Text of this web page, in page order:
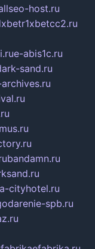
host.ru
e-abis1c.ru
sand.ru
bandamn.ru
cityhotel.ru
spb.ru